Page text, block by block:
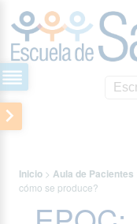
Inicio > Aula de Pacientes
cómo se produce?